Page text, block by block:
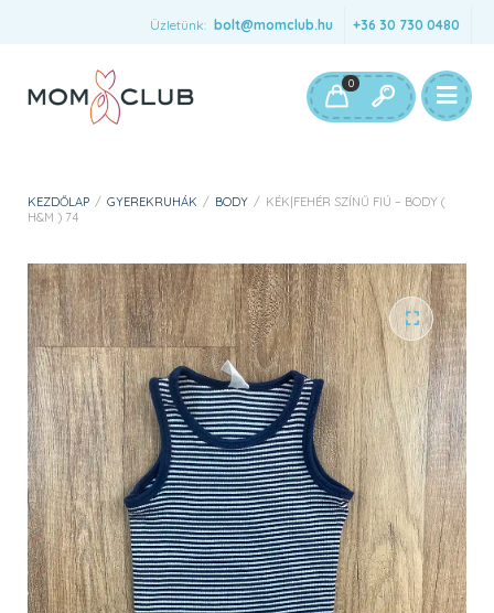
Üzletünk: bolt@momclub.hu +36 30 730 0480
0
KEZDŐLAP / GYEREKRUHÁK / BODY / KÉK|FEHÉR SZÍNŰ FIÚ – BODY (
H&M ) 74